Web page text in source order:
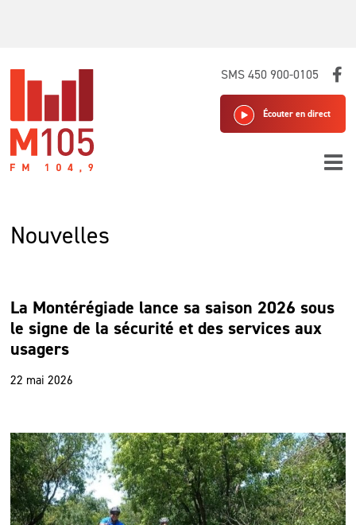
SMS 450 900-0105
Écouter en direct
Nouvelles
La Montérégiade lance sa saison 2026 sous
le signe de la sécurité et des services aux
usagers
22 mai 2026